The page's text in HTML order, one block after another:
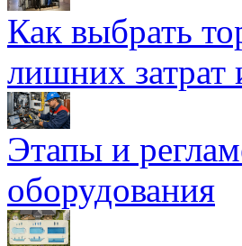
Как выбрать
лишних
Этапы и
оборудования